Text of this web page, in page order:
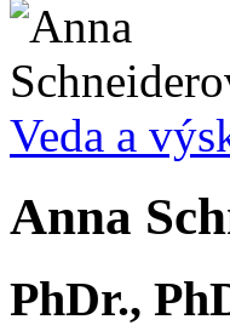
Veda a
Anna
PhDr.,